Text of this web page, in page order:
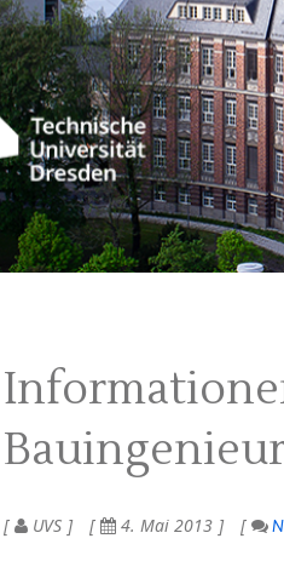
UVS 4. Mai 2013